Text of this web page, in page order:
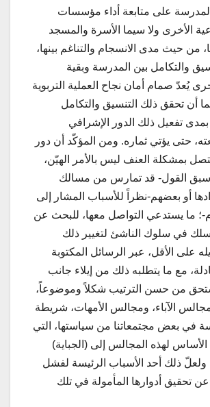
على متابعة أداء مؤسسات
الأخرى ولا سيما الأسرة والمسجد
من حيث مدى الانسجام والتناغم بينها،
والتكامل بين المدرسة وبقية
يُعدّ صمام أمان نجاح العملية التربوية
أن تحقق ذلك التنسيق والتكامل
بمدى تفعيل ذلك الدور الإشرافي
حتى يؤتي ثماره. ومن المؤكّد أن دور
بمشكلة العنف ليس بالأمر الهيّن،
سبق القول- قد تمارس من مسالك
أو بعضهم-نظراً للأسباب المشار إلى
؛ ما يستدعي التواصل معها، للبحث عن
في سلوك الناشئ لتغيير ذلك
على الأقل، عبر الرسائل المكتوبة
مع ما يتطلبه ذلك من إيلاء جانب
من حسن الترتيب شكلاً وموضوعاً،
مجالس الآباء، ومجالس الأمهات، شريطة
في بعض مجتمعاتنا من سياستها، التي
الأساس لهذه المجالس إلى (الجباية)
ولعلّ ذلك أحد الأسباب الرئيسة لفشل
عن تحقيق أدوارها المأمولة في تلك